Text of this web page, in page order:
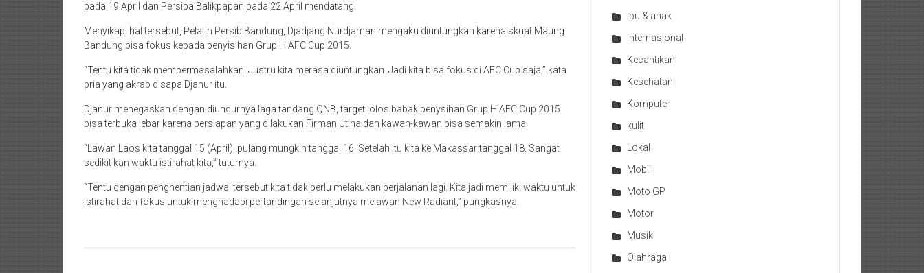
pada 19 April dan Persiba Balikpapan pada 22 April mendatang.
Menyikapi hal tersebut, Pelatih Persib Bandung, Djadjang Nurdjaman mengaku diuntungkan karena skuat Maung
Bandung bisa fokus kepada penyisihan Grup H AFC Cup 2015.
“Tentu kita tidak mempermasalahkan. Justru kita merasa diuntungkan. Jadi kita bisa fokus di AFC Cup saja,” kata
pria yang akrab disapa Djanur itu.
Djanur menegaskan dengan diundurnya laga tandang QNB, target lolos babak penysihan Grup H AFC Cup 2015
bisa terbuka lebar karena persiapan yang dilakukan Firman Utina dan kawan-kawan bisa semakin lama.
“Lawan Laos kita tanggal 15 (April), pulang mungkin tanggal 16. Setelah itu kita ke Makassar tanggal 18. Sangat
sedikit kan waktu istirahat kita,” tuturnya.
“Tentu dengan penghentian jadwal tersebut kita tidak perlu melakukan perjalanan lagi. Kita jadi memiliki waktu untuk
istirahat dan fokus untuk menghadapi pertandingan selanjutnya melawan New Radiant,” pungkasnya.
Ibu & anak
Internasional
Kecantikan
Kesehatan
Komputer
kulit
Lokal
Mobil
Moto GP
Motor
Musik
Olahraga